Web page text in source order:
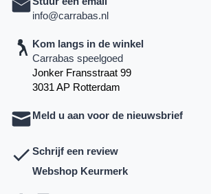
info@carrabas.nl
Kom langs in de winkel
Carrabas speelgoed
Jonker Fransstraat 99
3031 AP Rotterdam
Meld u aan voor de nieuwsbrief
Schrijf een review
Webshop Keurmerk